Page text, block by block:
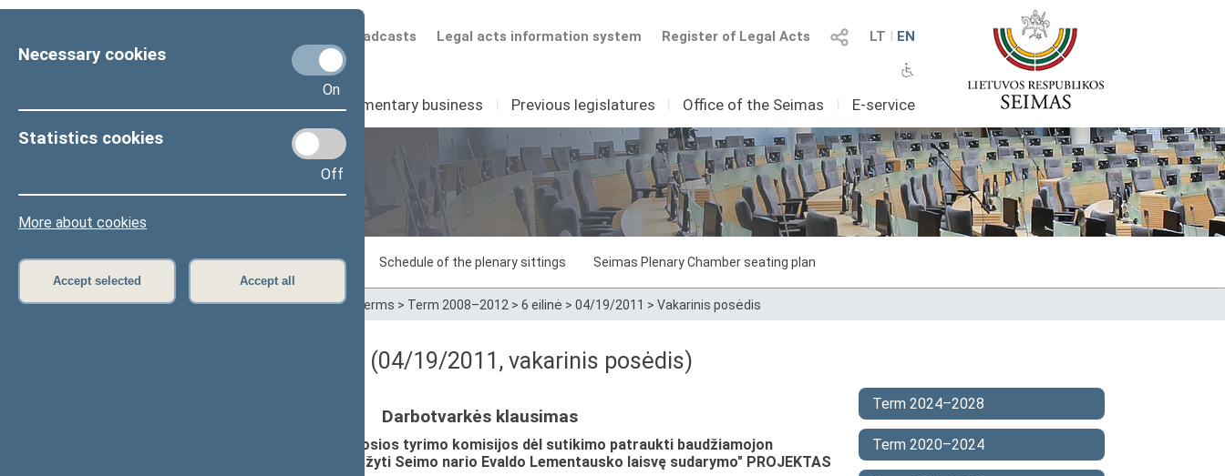
Necessary cookies
On
Statistics cookies
Off
More about cookies
Accept selected Accept all
LT I EN
Register of Legal Acts
Legal acts information system
Scheduled broadcasts
Seimas I Parliamentary business I Previous legislatures I Office of the Seimas I E-service
Sitting in progress Plenary sittings Schedule of the plenary sittings Seimas Plenary Chamber seating plan
Home>Plenary sittings>Parliamentary terms > Term 2008–2012 > 6 eilinė > 04/19/2011 > Vakarinis posėdis
Darbotvarkės klausimas (04/19/2011, vakarinis posėdis)
Darbotvarkės klausimas
Seimo NUTARIMO "Dėl Seimo laikinosios tyrimo komisijos dėl sutikimo patraukti baudžiamojon
atsakomybėn, suimti ar kitaip suvaržyti Seimo nario Evaldo Lementausko laisvę sudarymo" PROJEKTAS
Term 2024–2028
Term 2020–2024